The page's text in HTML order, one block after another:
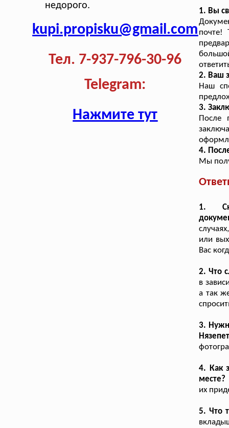
недорого.
kupi.propisku@gmail.com
Тел. 7-937-796-30-96
Telegram:
Нажмите тут
1. Вы
почте!
2. Ваш
Наш
3.
После
4.
Мы
1.
или
Вас
2. Что
в
а так
3.
4. Как
месте?
их
5. Что